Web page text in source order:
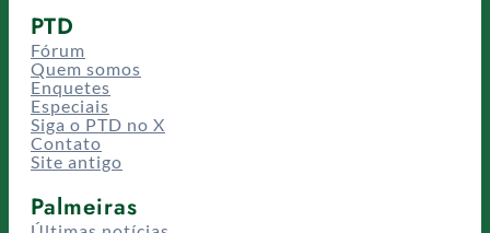
PTD
Fórum
Quem somos
Enquetes
Especiais
Siga o PTD no X
Contato
Site antigo
Palmeiras